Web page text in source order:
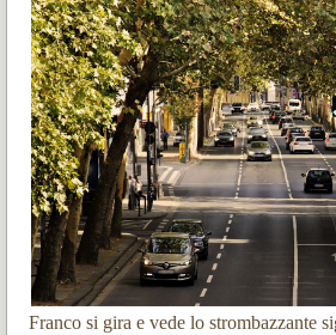
Franco si gira e vede lo strombazzante